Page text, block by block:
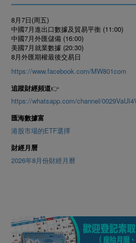
8月7日(周五)
中國7月進出口數據及貿易平衡 (11:00)
中國7月外匯儲備 (16:00)
美國7月就業數據 (20:30)
8月外匯期權最後交易日
https://www.facebook.com/MW801com
追蹤財經頻道👉
https://whatsapp.com/channel/
匯海數據富
港股市場的ETF選擇
財經月曆
2026年8月份財經月曆